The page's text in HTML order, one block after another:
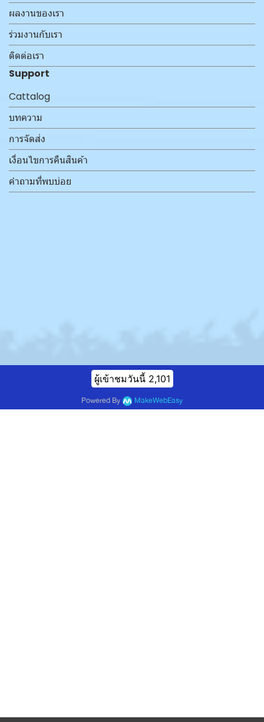
ผลงานของเรา
ร่วมงานกับเรา
ติดต่อเรา
Support
Cattalog
บทความ
การจัดส่ง
เงื่อนไขการคืนสินค้า
คำถามที่พบบ่อย
ผู้เข้าชมวันนี้ 2,101
Powered By MakeWebEasy